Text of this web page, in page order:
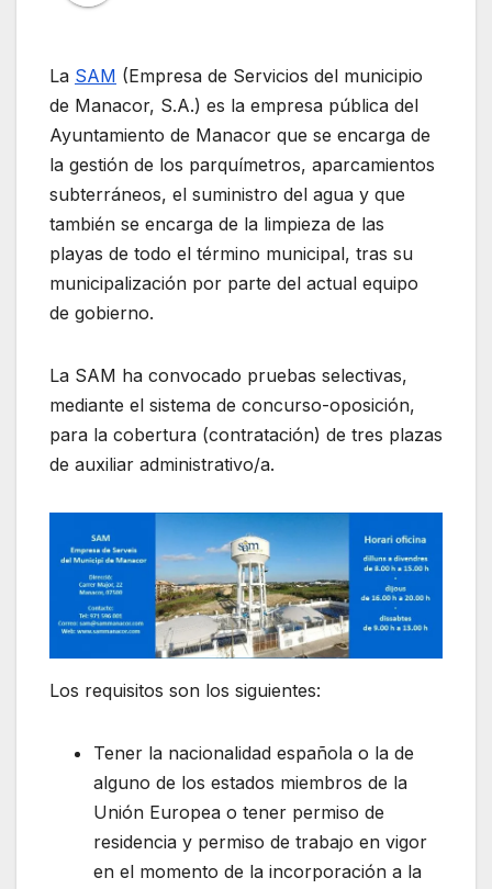
La SAM (Empresa de Servicios del municipio
de Manacor, S.A.) es la empresa pública del
Ayuntamiento de Manacor que se encarga de
la gestión de los parquímetros, aparcamientos
subterráneos, el suministro del agua y que
también se encarga de la limpieza de las
playas de todo el término municipal, tras su
municipalización por parte del actual equipo
de gobierno.
La SAM ha convocado pruebas selectivas,
mediante el sistema de concurso-oposición,
para la cobertura (contratación) de tres plazas
de auxiliar administrativo/a.
Los requisitos son los siguientes:
Tener la nacionalidad española o la de
alguno de los estados miembros de la
Unión Europea o tener permiso de
residencia y permiso de trabajo en vigor
en el momento de la incorporación a la